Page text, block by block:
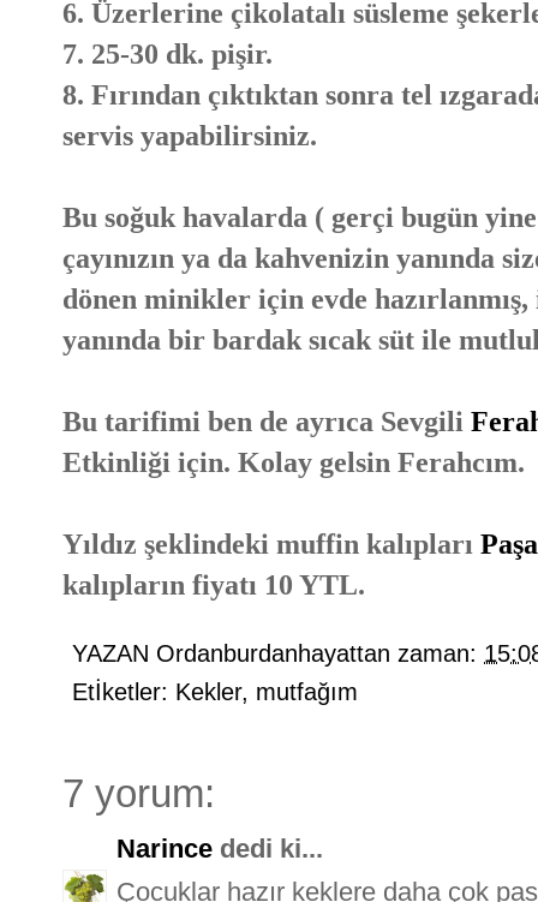
6. Üzerlerine çikolatalı süsleme
7. 25-30 dk. pişir.
8. Fırından çıktıktan sonra tel
servis yapabilirsiniz.
Bu soğuk havalarda ( gerçi bugün
çayınızın ya da kahvenizin yanında
dönen minikler için evde
yanında bir bardak sıcak süt ile
Bu tarifimi ben de ayrıca Sevgili
Etkinliği için. Kolay gelsin Ferahcım.
Yıldız şeklindeki muffin kalıpları
kalıpların fiyatı 10 YTL.
YAZAN Ordanburdanhayattan zaman:
Etİketler: Kekler, mutfağım
7 yorum:
Narince dedi ki...
Çocuklar hazır keklere daha çok